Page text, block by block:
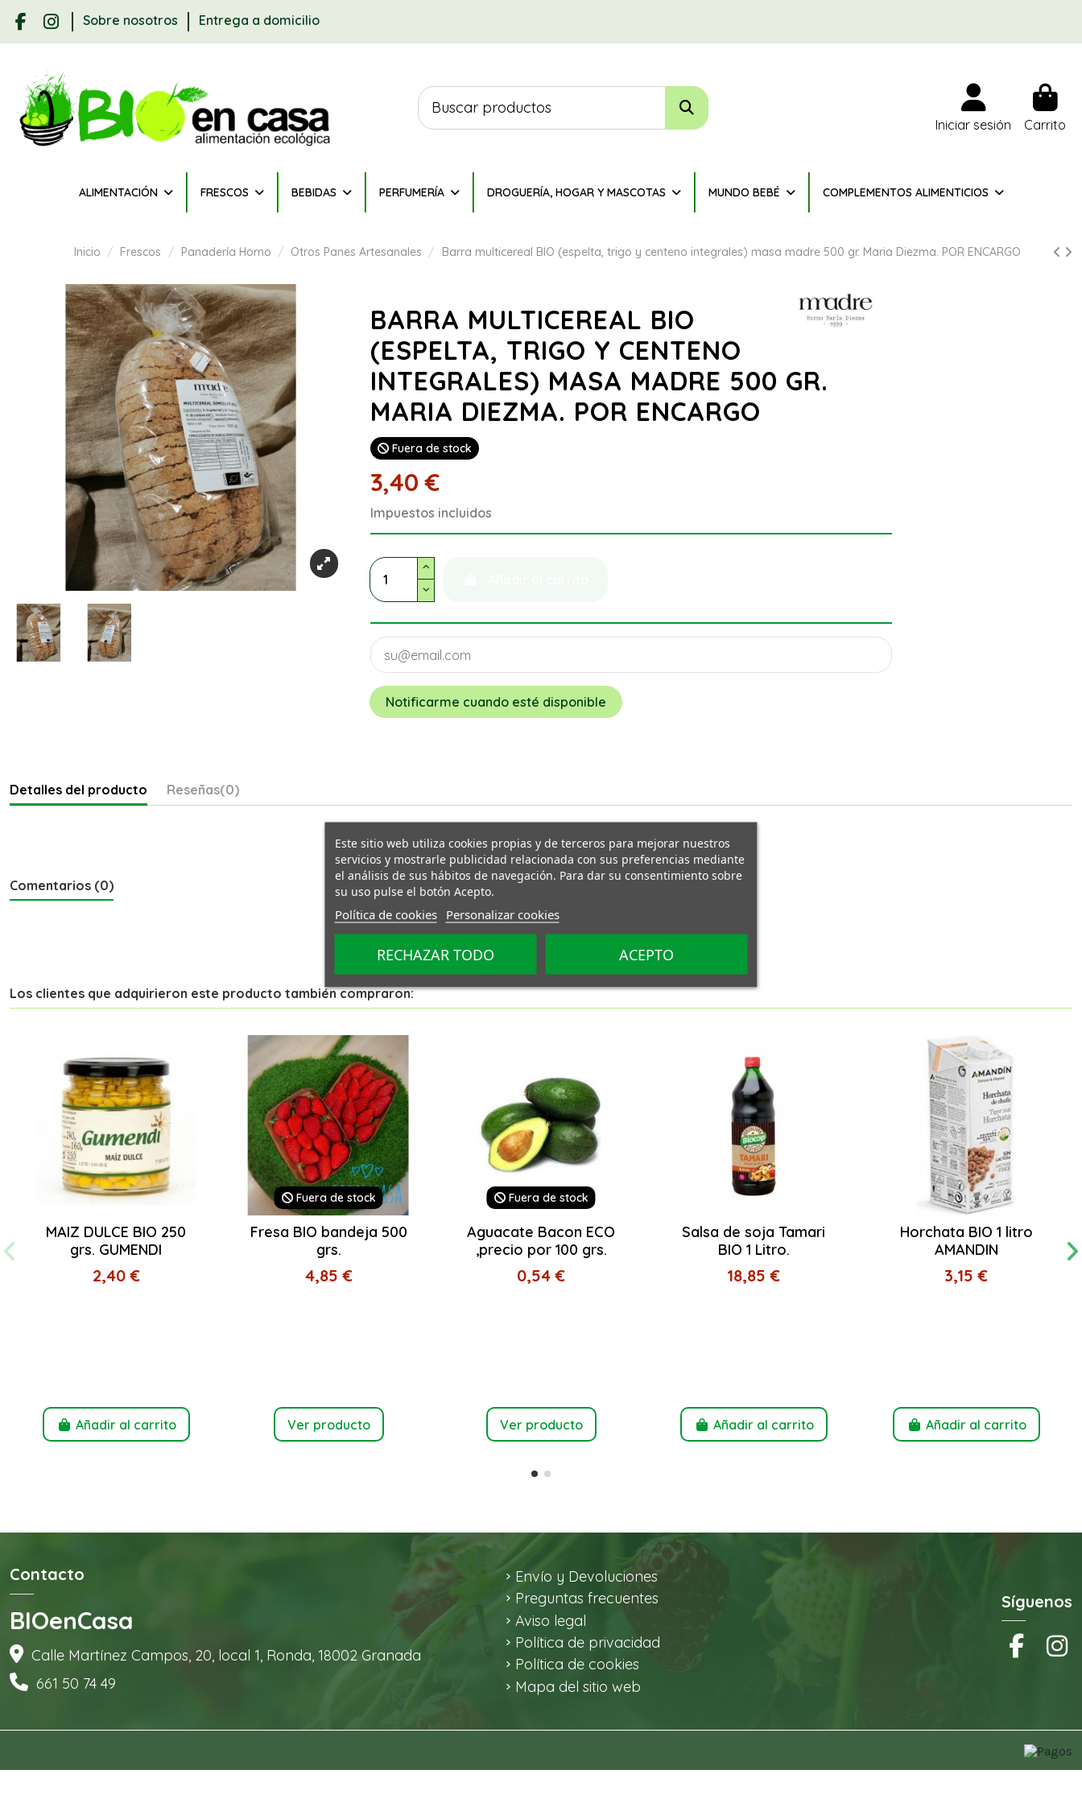
Sobre nosotros Entrega a domicilio
Iniciar sesión Carrito
ALIMENTACIÓN FRESCOS BEBIDAS PERFUMERÍA DROGUERÍA, HOGAR Y MASCOTAS MUNDO BEBÉ COMPLEMENTOS ALIMENTICIOS
Inicio Frescos Panadería Horno Otros Panes Artesanales Barra multicereal BIO (espelta, trigo y centeno integrales) masa madre 500 gr. Maria Diezma. POR ENCARGO
BARRA MULTICEREAL BIO
(ESPELTA, TRIGO Y CENTENO
INTEGRALES) MASA MADRE 500 GR.
MARIA DIEZMA. POR ENCARGO
Fuera de stock
3,40 €
Impuestos incluidos
Detalles del producto Reseñas(0)
Comentarios (0)
Los clientes que adquirieron este producto también compraron:
MAIZ DULCE BIO 250
grs. GUMENDI
2,40 €
Añadir al carrito
Fuera de stock
Fresa BIO bandeja 500
grs.
4,85 €
Ver producto
Fuera de stock
Aguacate Bacon ECO
,precio por 100 grs.
0,54 €
Ver producto
Salsa de soja Tamari
BIO 1 Litro.
18,85 €
Añadir al carrito
Horchata BIO 1 litro
AMANDIN
3,15 €
Añadir al carrito
Envío y Devoluciones
Preguntas frecuentes
Aviso legal
Política de privacidad
Política de cookies
Mapa del sitio web
Contacto
BIOenCasa
Calle Martínez Campos, 20, local 1, Ronda, 18002 Granada
661 50 74 49
Este sitio web utiliza cookies propias y de terceros para mejorar nuestros
servicios y mostrarle publicidad relacionada con sus preferencias mediante
el análisis de sus hábitos de navegación. Para dar su consentimiento sobre
su uso pulse el botón Acepto.
Política de cookies Personalizar cookies
RECHAZAR TODO ACEPTO
Síguenos